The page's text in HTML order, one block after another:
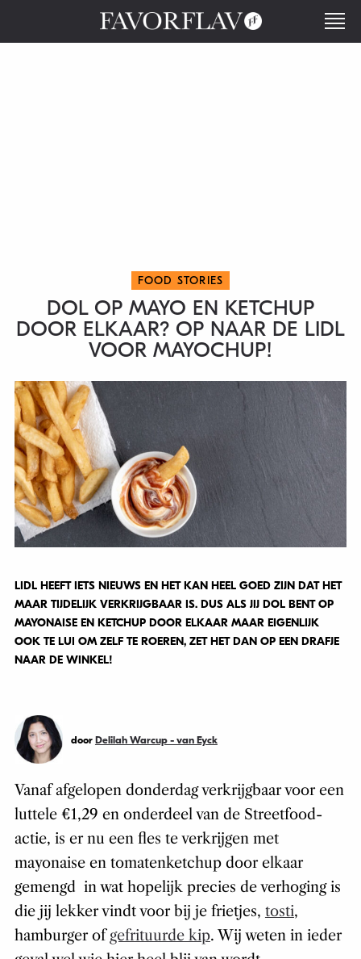
FOOD STORIES
DOL OP MAYO EN KETCHUP
DOOR ELKAAR? OP NAAR DE LIDL
VOOR MAYOCHUP!
LIDL HEEFT IETS NIEUWS EN HET KAN HEEL GOED ZIJN DAT HET
MAAR TIJDELIJK VERKRIJGBAAR IS. DUS ALS JIJ DOL BENT OP
MAYONAISE EN KETCHUP DOOR ELKAAR MAAR EIGENLIJK
OOK TE LUI OM ZELF TE ROEREN, ZET HET DAN OP EEN DRAFJE
NAAR DE WINKEL!
door Delilah Warcup - van Eyck
Vanaf afgelopen donderdag verkrijgbaar voor een
luttele €1,29 en onderdeel van de Streetfood-
actie, is er nu een fles te verkrijgen met
mayonaise en tomatenketchup door elkaar
gemengd in wat hopelijk precies de verhoging is
die jij lekker vindt voor bij je frietjes, tosti,
hamburger ofgefrituurde kip. Wij weten in ieder